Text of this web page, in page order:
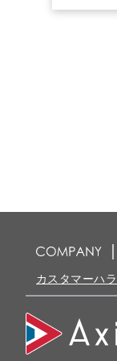
カスタマーハ